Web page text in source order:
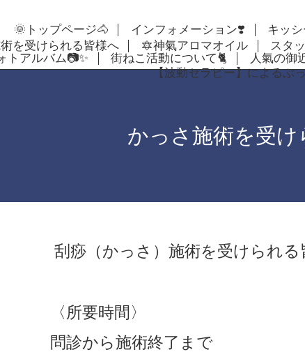
🌞トップページ🐴 インフォメーション❣️ キッ
を受けられる皆様へ
🔯神氣アロマオイル スタ
トアルバム📷✨
街ねこ活動について🐈 人氣の御
【波動セラピー】によるぶ
かっさ施術を受
刮痧（かっさ）施術を受けられる
〈所要時間〉
問診から施術終了まで